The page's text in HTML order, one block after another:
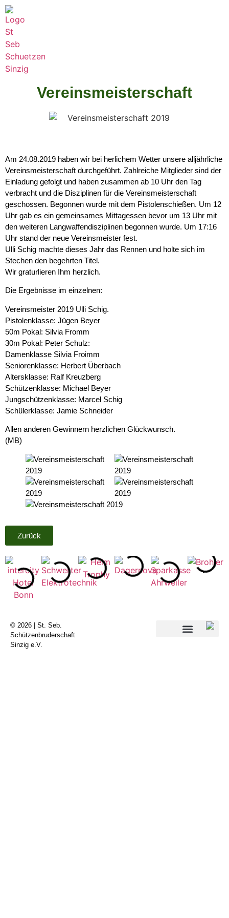
Vereinsmeisterschaft
Am 24.08.2019 haben wir bei herlichem Wetter unsere alljährliche
Vereinsmeisterschaft durchgeführt. Zahlreiche Mitglieder sind der
Einladung gefolgt und haben zusammen ab 10 Uhr den Tag
verbracht und die Disziplinen für die Vereinsmeisterschaft
geschossen. Begonnen wurde mit dem Pistolenschießen. Um 12
Uhr gab es ein gemeinsames Mittagessen bevor um 13 Uhr mit
den weiteren Langwaffendisziplinen begonnen wurde. Um 17:16
Uhr stand der neue Vereinsmeister fest.
Ulli Schig machte dieses Jahr das Rennen und holte sich im
Stechen den begehrten Titel.
Wir graturlieren Ihm herzlich.
Die Ergebnisse im einzelnen:
Vereinsmeister 2019 Ulli Schig.
Pistolenklasse: Jügen Beyer
50m Pokal: Silvia Fromm
30m Pokal: Peter Schulz:
Damenklasse Silvia Froimm
Seniorenklasse: Herbert Überbach
Altersklasse: Ralf Kreuzberg
Schützenklasse: Michael Beyer
Jungschützenklasse: Marcel Schig
Schülerklasse: Jamie Schneider
Allen anderen Gewinnern herzlichen Glückwunsch.
(MB)
Zurück
© 2026 | St. Seb.
Schützenbruderschaft
Sinzig e.V.